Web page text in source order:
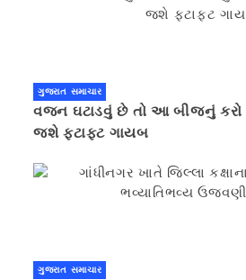
ગુજરાત સમાચાર
વજન ઘટાડવું છે તો આ બીજનું
જશે ફટાફટ ગાયબ
ગુજરાત સમાચાર